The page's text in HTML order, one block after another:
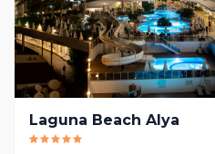
Laguna Beach Alya